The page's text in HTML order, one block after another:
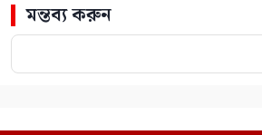
মন্তব্য করুন